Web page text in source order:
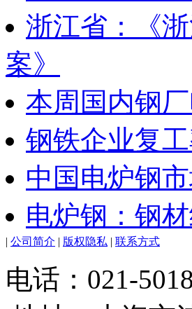
浙江省：《
案》
本周国内钢
钢铁企业复
中国电炉钢
电炉钢：钢
| 公司简介 | 版权隐私 | 联系方式
电话：021-